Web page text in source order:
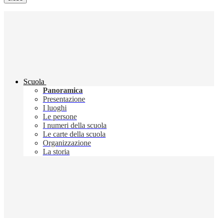
Scuola
Panoramica
Presentazione
I luoghi
Le persone
I numeri della scuola
Le carte della scuola
Organizzazione
La storia